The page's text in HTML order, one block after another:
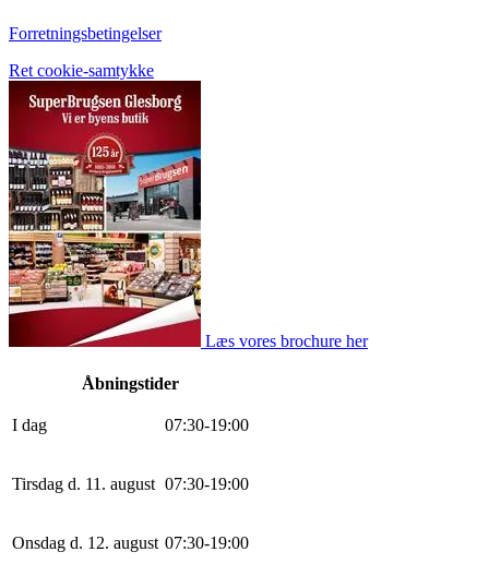
Forretningsbetingelser
Ret cookie-samtykke
Læs vores brochure her
Åbningstider
I dag 07:30-19:00
Tirsdag d. 11. august 07:30-19:00
Onsdag d. 12. august 07:30-19:00